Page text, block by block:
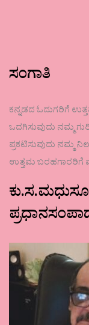
ಸಂಗಾತಿ
ಕನ್ನಡದ ಓದುಗರಿಗೆ
ಒದಗಿಸುವುದು ನಮ್ಮ
ಪ್ರಕಟಿಸುವುದು ನಮ್ಮ
ಉತ್ತಮ ಬರಹಗಾರರಿಗೆ